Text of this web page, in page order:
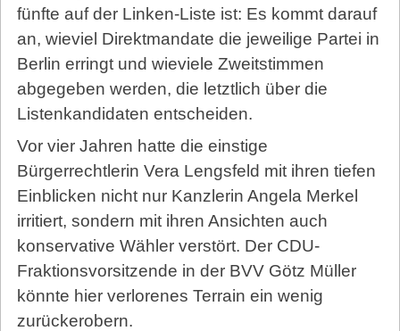
fünfte auf der Linken-Liste ist: Es kommt darauf
an, wieviel Direktmandate die jeweilige Partei in
Berlin erringt und wieviele Zweitstimmen
abgegeben werden, die letztlich über die
Listenkandidaten entscheiden.
Vor vier Jahren hatte die einstige
Bürgerrechtlerin Vera Lengsfeld mit ihren tiefen
Einblicken nicht nur Kanzlerin Angela Merkel
irritiert, sondern mit ihren Ansichten auch
konservative Wähler verstört. Der CDU-
Fraktionsvorsitzende in der BVV Götz Müller
könnte hier verlorenes Terrain ein wenig
zurückerobern.